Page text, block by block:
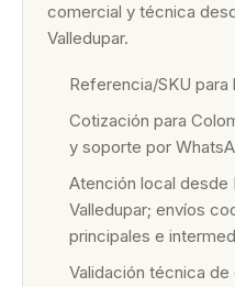
comercial y técnica
Valledupar.
Referencia/SKU para
Cotización para
y soporte por
Atención local desde
Valledupar; envíos
principales e
Validación técnica